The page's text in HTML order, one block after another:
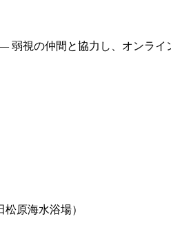
視の仲間と協力し、オンラ